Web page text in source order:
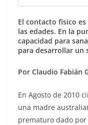
El contacto físico
las edades. En la
capacidad para
para desarrollar un
Por Claudio Fabián
En Agosto de 2010
una madre
prematuro dado por